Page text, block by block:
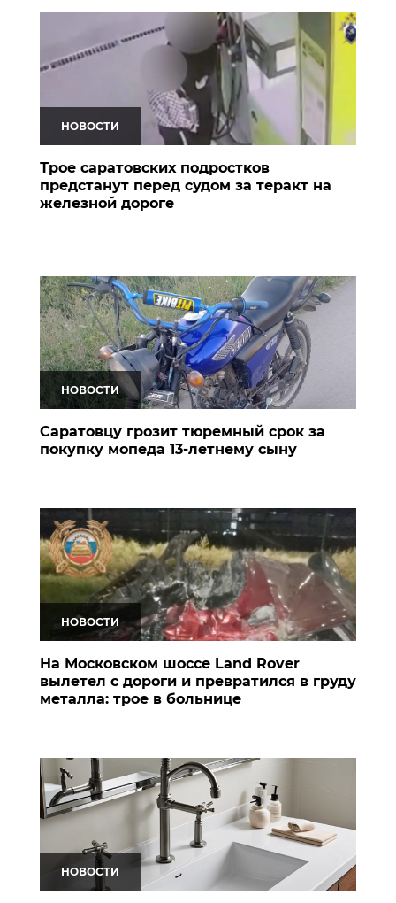
НОВОСТИ
Трое саратовских подростков
предстанут перед судом за теракт на
железной дороге
НОВОСТИ
Саратовцу грозит тюремный срок за
покупку мопеда 13-летнему сыну
НОВОСТИ
На Московском шоссе Land Rover
вылетел с дороги и превратился в груду
металла: трое в больнице
НОВОСТИ